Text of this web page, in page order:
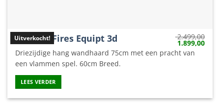
Uitverkocht!
Modern Fires Equipt 3d 2.499,00
prijs
was:
1.899,00
prijs
Driezijdige hang wandhaard 75cm met een pracht van
een vlammen spel. 60cm Breed.
LEES VERDER